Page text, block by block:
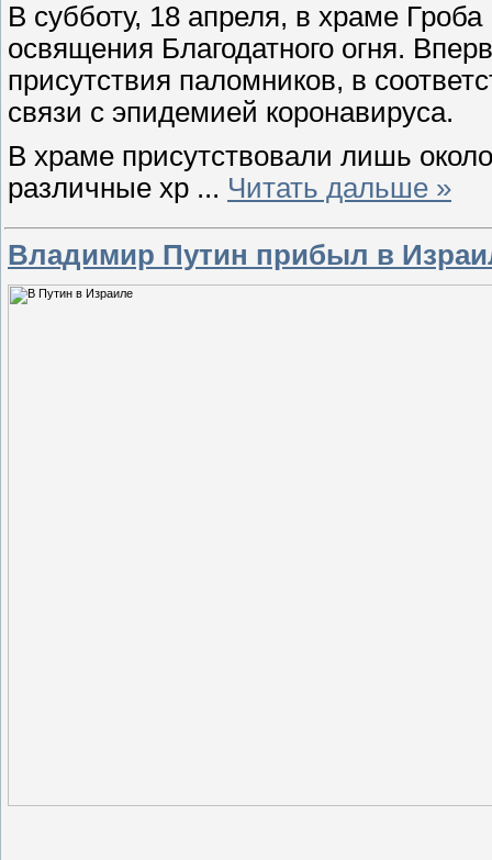
В субботу, 18 апреля, в храме
освящения Благодатного огня.
присутствия паломников, в
связи с эпидемией коронавируса.
В храме присутствовали лишь
различные хр ... Читать дальше »
Владимир Путин прибыл в